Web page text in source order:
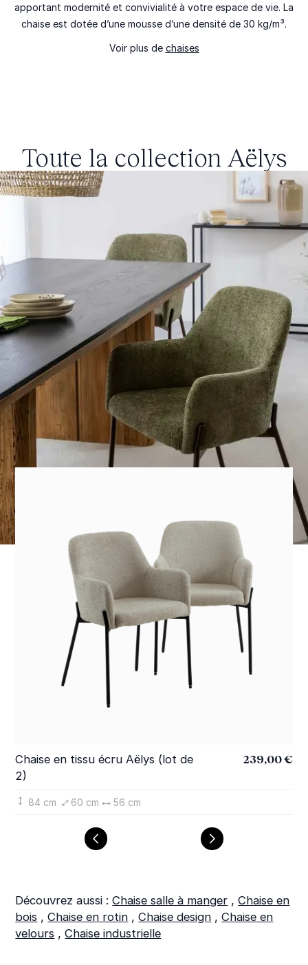
apportant modernité et convivialité à votre espace de vie. La
chaise est dotée d’une mousse d’une densité de 30 kg/m³.
Voir plus de chaises
Toute la collection Aëlys
Chaise en tissu écru Aëlys (lot de
2)
239,00 €
84 cm 60 cm 56 cm
Découvrez aussi : Chaise salle à manger ,Chaise en
bois ,Chaise en rotin ,Chaise design ,Chaise en
velours ,Chaise industrielle